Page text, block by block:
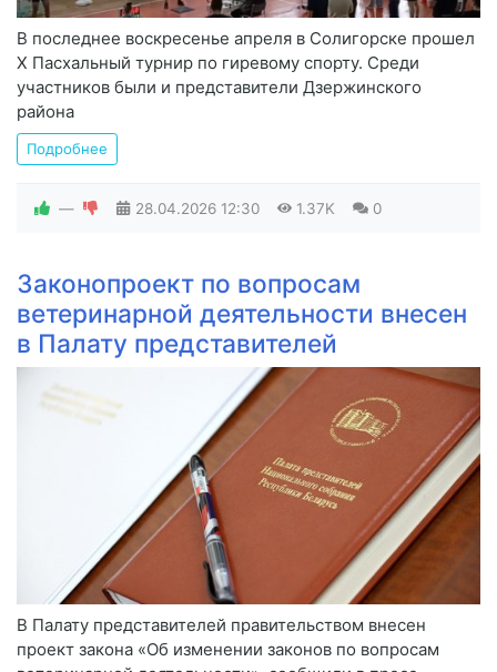
В последнее воскресенье апреля в Солигорске прошел
Х Пасхальный турнир по гиревому спорту. Среди
участников были и представители Дзержинского
района
Подробнее
— 28.04.2026 12:30 1.37K 0
Законопроект по вопросам
ветеринарной деятельности внесен
в Палату представителей
В Палату представителей правительством внесен
проект закона «Об изменении законов по вопросам